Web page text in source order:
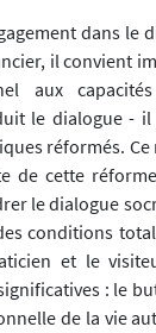
dans le
il convient
aux
le dialogue -
réformés. Ce
de cette
le dialogue
conditions
et le
: le
de la vie